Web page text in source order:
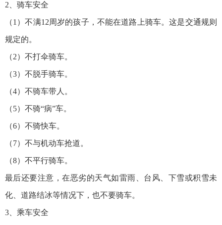
2、骑车安全
（1）不满12周岁的孩子，不能在道路上骑车。这是交通规则
规定的。
（2）不打伞骑车。
（3）不脱手骑车。
（4）不骑车带人。
（5）不骑“病”车。
（6）不骑快车。
（7）不与机动车抢道。
（8）不平行骑车。
最后还要注意，在恶劣的天气如雷雨、台风、下雪或积雪未
化、道路结冰等情况下，也不要骑车。
3、乘车安全